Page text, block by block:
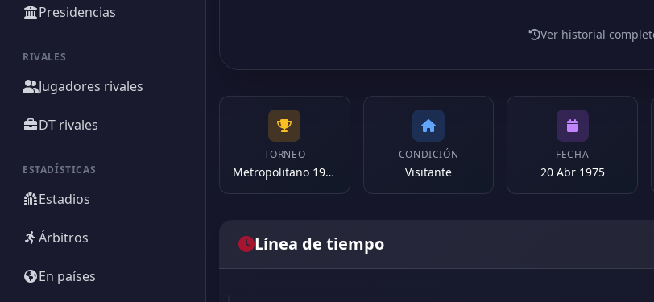
Presidencias
RIVALES
Jugadores rivales
DT rivales
ESTADÍSTICAS
Estadios
Árbitros
En países
Ver historial
TORNEO
Metropolitano 1975
CONDICIÓN
Visitante
FECHA
20 Abr 1975
Línea de tiempo